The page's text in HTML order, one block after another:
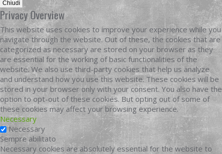
Chiudi
Privacy Overview
This website uses cookies to improve your experience while you
navigate through the website. Out of these, the cookies that are
categorized as necessary are stored on your browser as they
are essential for the working of basic functionalities of the
website. We also use third-party cookies that help us analyze
and understand how you use this website. These cookies will be
stored in your browser only with your consent. You also have the
option to opt-out of these cookies. But opting out of some of
these cookies may affect your browsing experience.
Necessary
Necessary
Sempre abilitato
Necessary cookies are absolutely essential for the website to